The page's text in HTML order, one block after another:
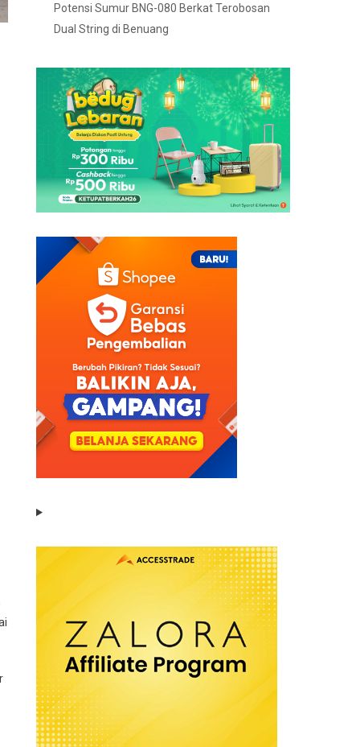
Potensi Sumur BNG-080 Berkat Terobosan
Dual String di Benuang